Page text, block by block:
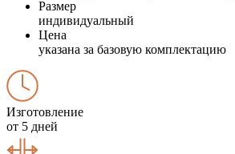
Размер
индивидуальный
Цена
указана за базовую комплектацию
Изготовление
от 5 дней